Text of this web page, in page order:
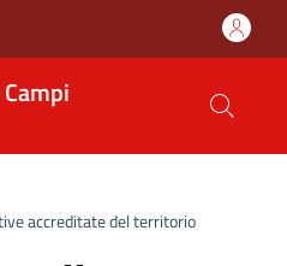
accreditate del territorio